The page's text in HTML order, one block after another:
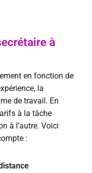
à
en fonction de
la
de travail. En
à la tâche
à l’autre. Voici
: